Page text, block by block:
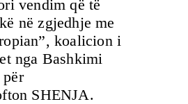
vendim që të
në zgjedhje me
koalicion i
nga Bashkimi
SHENJA.